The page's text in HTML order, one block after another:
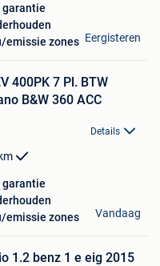
garantie
emissie zones Eergisteren
400PK 7 Pl. BTW
B&W 360 ACC
Details
km
garantie
emissie zones
Vandaag
1.2 benz 1 e eig 2015